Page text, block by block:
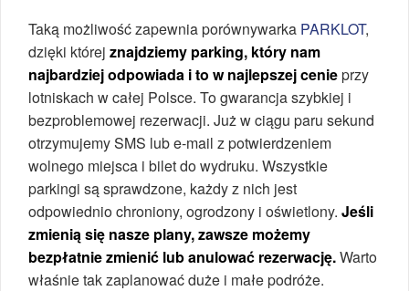
Taką możliwość zapewnia porównywarka PARKLOT,
dzięki której znajdziemy parking, który nam
najbardziej odpowiada i to w najlepszej cenieprzy
lotniskach w całej Polsce. To gwarancja szybkiej i
bezproblemowej rezerwacji. Już w ciągu paru sekund
otrzymujemy SMS lub e-mail z potwierdzeniem
wolnego miejsca i bilet do wydruku. Wszystkie
parkingi są sprawdzone, każdy z nich jest
odpowiednio chroniony, ogrodzony i oświetlony. Jeśli
zmienią się nasze plany, zawsze możemy
bezpłatnie zmienić lub anulować rezerwację.Warto
właśnie tak zaplanować duże i małe podróże.